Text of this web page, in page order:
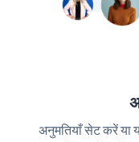
अनुमतियाँ सेट करें या